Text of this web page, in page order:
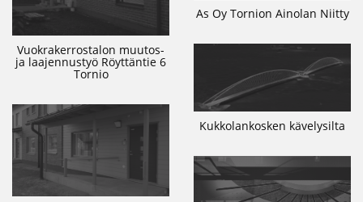
Vuokrakerrostalon muutos-
ja laajennustyö Röyttäntie 6
Tornio
As Oy Tornion Ainolan Niitty
Kukkolankosken kävelysilta